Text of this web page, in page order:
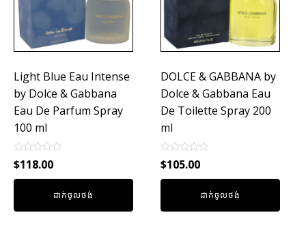
Light Blue Eau Intense
by Dolce & Gabbana
Eau De Parfum Spray
100 ml
Rated
0
out
$118.00
ដាក់ចូលថង់
DOLCE & GABBANA by
Dolce & Gabbana Eau
De Toilette Spray 200
ml
Rated
0
out
$105.00
ដាក់ចូលថង់